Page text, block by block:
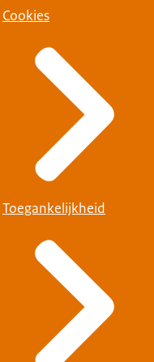
Cookies
Toegankelijkheid